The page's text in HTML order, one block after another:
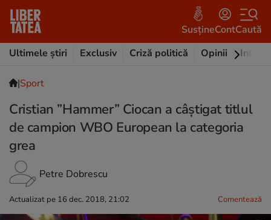
SusțineContCaută
Ultimele știri
Exclusiv Criză politică Opinii
|Sport
Cristian ”Hammer” Ciocan a câştigat titlul
de campion WBO European la categoria
grea
Petre Dobrescu
Actualizat pe 16 dec. 2018, 21:02 Comentează